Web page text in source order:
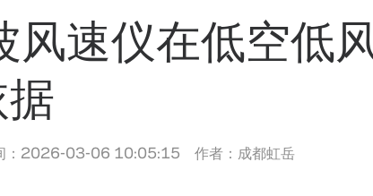
速仪在低空低
：2026-03-06 10:05:15 作者：成都虹岳